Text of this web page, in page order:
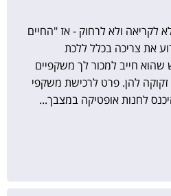
לקריאה ולא לרחוק - אז "החיים
את צריכה בכלל ללכת
שהוא חייב למכור לך משקפיים
להן. פרט לרכישת משקפי
לחנות אופטיקה במצבך...